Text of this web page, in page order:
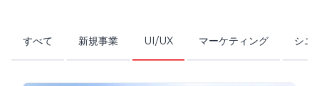
すべて 新規事業 UI/UX マーケティング シニ